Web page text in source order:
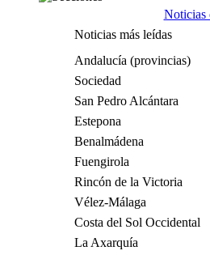
Noticias
Noticias más leídas
Andalucía (provincias)
Sociedad
San Pedro Alcántara
Estepona
Benalmádena
Fuengirola
Rincón de la Victoria
Vélez-Málaga
Costa del Sol Occidental
La Axarquía